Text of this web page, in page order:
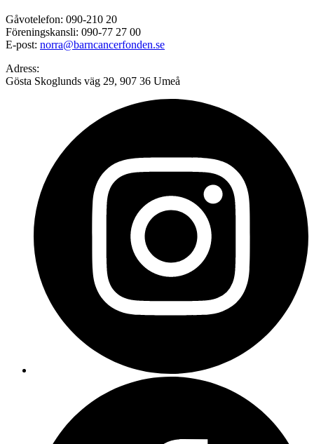
Gåvotelefon: 090-210 20
Föreningskansli: 090-77 27 00
E-post: norra@barncancerfonden.se
Adress:
Gösta Skoglunds väg 29, 907 36 Umeå